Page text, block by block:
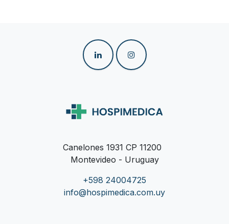
Canelones 1931 CP 11200
Montevideo - Uruguay
+598 24004725
info@hospimedica.com.uy